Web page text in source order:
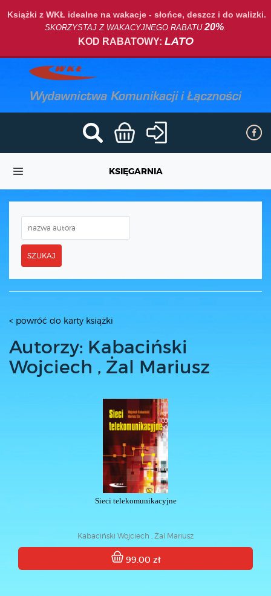
Książki z WKŁ idealne na wakacje - słońce, deszcz i do walizki.
SKORZYSTAJ Z WAKACYJNEGO RABATU20%.
KOD RABATOWY: LATO
KSIĘGARNIA
SZUKAJ
< powróć do karty książki
Autorzy: Kabaciński
Wojciech , Żal Mariusz
Sieci telekomunikacyjne
Kabaciński Wojciech , Żal Mariusz
99.00 zł